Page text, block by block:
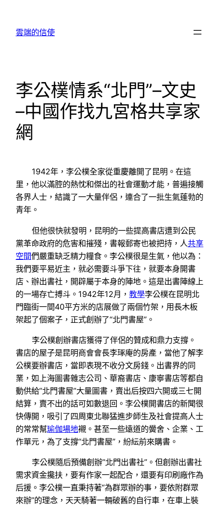
雲端的信使
李公樸情系“北門”–文史
–中國作找九宮格共享家
網
1942年，李公樸全家從重慶離開了昆明。在這
里，他以滿腔的熱忱和傑出的社會運動才能，普遍接觸
各界人士，結識了一大量伴侶，連合了一批生氣蓬勃的
青年。
但他很快就發明，昆明的一些提高書店遭到公民
黨革命政府的危害和摧殘，書報郵寄也被把持，人共享
空間們嚴重缺乏精力糧食。李公樸很是生氣，他以為：
我們要平易近主，就必需要斗爭下往，就要本身開書
店、辦出書社，開辟屬于本身的陣地。這是出書陣線上
的一場存亡搏斗。1942年12月， 教學李公樸在昆明北
門臨街一間40平方米的店展做了兩個竹架，用長木板
架起了個案子，正式創辦了“北門書屋”。
李公樸創辦書店獲得了伴侶的贊成和鼎力支撐。
書店的屋子是昆明商會會長李琢庵的房產，當他了解李
公樸要辦書店，當即表現不收分文房錢。出書界的同
業，如上海圖書雜志公司、華裔書店、康寧書店等都自
動供給“北門書屋”大量圖書，賣出后按四六開或三七開
結算，賣不出的話可如數退回。李公樸開書店的新聞很
快傳開，吸引了四周東北聯猛進步師生及社會提高人士
的常常幫瑜伽場地襯。甚至一些遠道的黌舍、企業、工
作單元，為了支撐“北門書屋”，紛紜前來購書。
李公樸隨后預備創辦“北門出書社”。但創辦出書社
需求資金攙扶，要有作家一起配合，還要有印刷廠作為
后援。李公樸一直秉持著“為群眾辦的事，要依附群眾
來辦”的理念，天天騎著一輛破舊的自行車，在車上裝